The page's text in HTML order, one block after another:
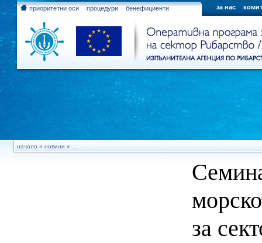
приоритетни оси процедури бенефициенти за нас
начало» новини » ...
за